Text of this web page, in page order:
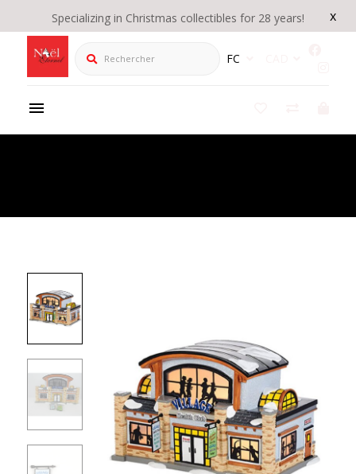
x
Specializing in Christmas collectibles for 28 years!
Rechercher FC